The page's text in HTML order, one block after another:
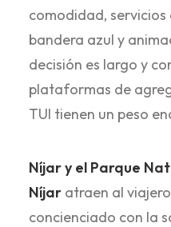
comodidad, servicios
bandera azul y
decisión es largo y
plataformas de
TUI tienen un peso
Níjar y el Parque
Níjar atraen al
concienciado con la